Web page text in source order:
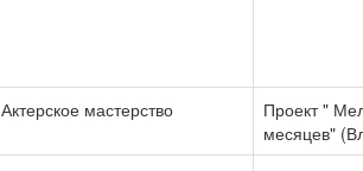
Актерское мастерство
Проект "
месяцев"